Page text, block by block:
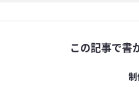
この記事で書